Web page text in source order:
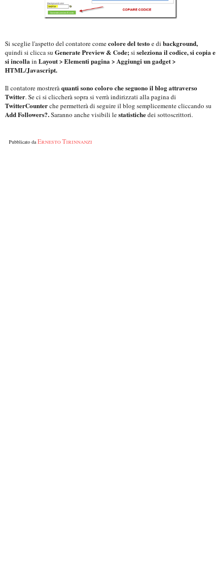
Si sceglie l'aspetto del contatore comecolore del testo e di background,
quindi si clicca su Generate Preview & Code;si seleziona il codice, si copia e
si incollain Layout > Elementi pagina > Aggiungi un gadget >
HTML/Javascript.
Il contatore mostreràquanti sono coloro che seguono il blog attraverso
Twitter. Se ci si cliccherà sopra si verrà indirizzati alla pagina di
TwitterCounterche permetterà di seguire il blog semplicemente cliccando su
Add Followers?.Saranno anche visibili lestatistichedei sottoscrittori.
Pubblicato daErnesto Tirinnanzi